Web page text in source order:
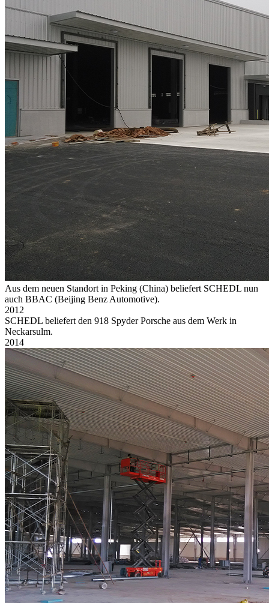
Aus dem neuen Standort in Peking (China) beliefert SCHEDL nun
auch BBAC (Beijing Benz Automotive).
2012
SCHEDL beliefert den 918 Spyder Porsche aus dem Werk in
Neckarsulm.
2014